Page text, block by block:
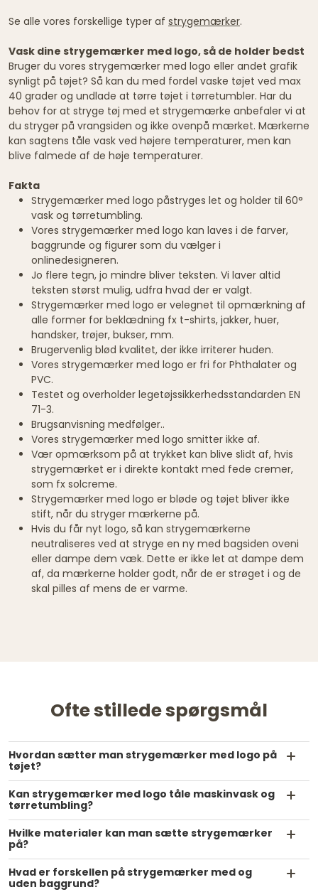
Se alle vores forskellige typer af strygemærker.
Vask dine strygemærker med logo, så de holder bedst
Bruger du vores strygemærker med logo eller andet grafik
synligt på tøjet? Så kan du med fordel vaske tøjet ved max
40 grader og undlade at tørre tøjet i tørretumbler. Har du
behov for at stryge tøj med et strygemærke anbefaler vi at
du stryger på vrangsiden og ikke ovenpå mærket. Mærkerne
kan sagtens tåle vask ved højere temperaturer, men kan
blive falmede af de høje temperaturer.
Fakta
Strygemærker med logo påstryges let og holder til 60°
vask og tørretumbling.
Vores strygemærker med logo kan laves i de farver,
baggrunde og figurer som du vælger i
onlinedesigneren.
Jo flere tegn, jo mindre bliver teksten. Vi laver altid
teksten størst mulig, udfra hvad der er valgt.
Strygemærker med logo er velegnet til opmærkning af
alle former for beklædning fx t-shirts, jakker, huer,
handsker, trøjer, bukser, mm.
Brugervenlig blød kvalitet, der ikke irriterer huden.
Vores strygemærker med logo er fri for Phthalater og
PVC.
Testet og overholder legetøjssikkerhedsstandarden EN
71-3.
Brugsanvisning medfølger..
Vores strygemærker med logo smitter ikke af.
Vær opmærksom på at trykket kan blive slidt af, hvis
strygemærket er i direkte kontakt med fede cremer,
som fx solcreme.
Strygemærker med logo er bløde og tøjet bliver ikke
stift, når du stryger mærkerne på.
Hvis du får nyt logo, så kan strygemærkerne
neutraliseres ved at stryge en ny med bagsiden oveni
eller dampe dem væk. Dette er ikke let at dampe dem
af, da mærkerne holder godt, når de er strøget i og de
skal pilles af mens de er varme.
Ofte stillede spørgsmål
Hvordan sætter man strygemærker med logo på
tøjet?
Kan strygemærker med logo tåle maskinvask og
tørretumbling?
Hvilke materialer kan man sætte strygemærker
på?
Hvad er forskellen på strygemærker med og
uden baggrund?